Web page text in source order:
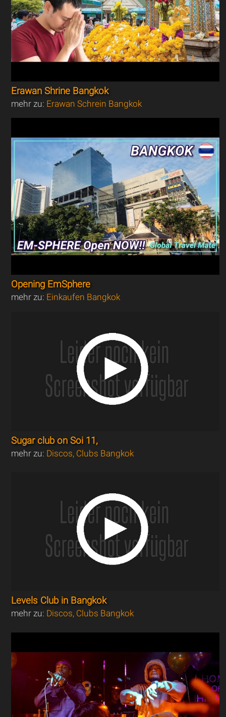
Erawan Shrine Bangkok
mehr zu: Erawan Schrein Bangkok
Opening EmSphere
mehr zu: Einkaufen Bangkok
Sugar club on Soi 11,
mehr zu: Discos, Clubs Bangkok
Levels Club in Bangkok
mehr zu: Discos, Clubs Bangkok